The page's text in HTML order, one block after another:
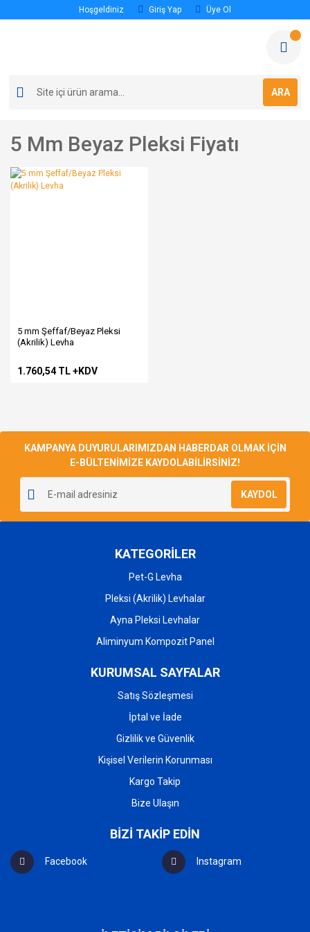
Hoşgeldiniz Giriş Yap Üye Ol
ARA
5 Mm Beyaz Pleksi Fiyatı
5 mm Şeffaf/Beyaz Pleksi
(Akrilik) Levha
1.760,54 TL +KDV
KAMPANYA DUYURULARIMIZDAN HABERDAR OLMAK İÇİN
E-BÜLTENİMİZE KAYDOLABİLİRSİNİZ!
KAYDOL
KATEGORİLER
Pet-G Levha
Pleksi (Akrilik) Levhalar
Ayna Pleksi Levhalar
Aliminyum Kompozit Panel
KURUMSAL SAYFALAR
Satış Sözleşmesi
İptal ve İade
Gizlilik ve Güvenlik
Kişisel Verilerin Korunması
Kargo Takip
Bize Ulaşın
BİZİ TAKİP EDİN
Facebook Instagram